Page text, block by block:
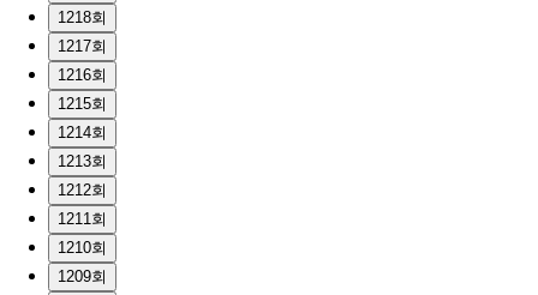
1218회
1217회
1216회
1215회
1214회
1213회
1212회
1211회
1210회
1209회